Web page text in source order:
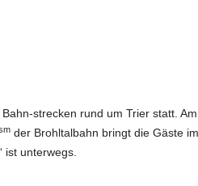
strecken rund um Trier statt.
der Brohltalbahn bringt die Gäste
ist unterwegs.